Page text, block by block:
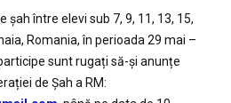
șah între elevi sub 7, 9, 11, 13, 15,
Romania, în perioada 29 mai –
sunt rugați să-și anunțe
de Șah a RM: